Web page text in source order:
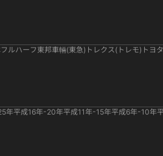
ルハーフ東邦車輛(東急) トレクス(トレモ) トヨタ
年平成16年-20年平成11年-15年平成6年-10年